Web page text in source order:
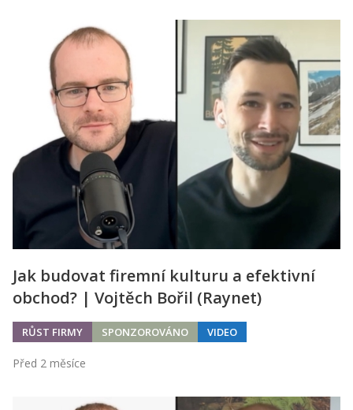
Jak budovat firemní kulturu a efektivní
obchod? | Vojtěch Bořil (Raynet)
RŮST FIRMY SPONZOROVÁNO VIDEO
Před 2 měsíce